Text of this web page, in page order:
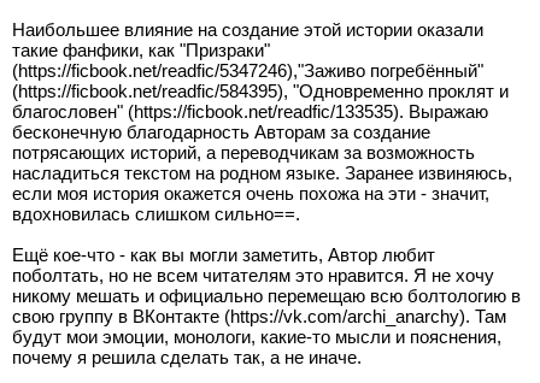
Наибольшее влияние на создание этой истории оказали
такие фанфики, как "Призраки"
(https://ficbook.net/readfic/5347246),"Заживо погребённый"
(https://ficbook.net/readfic/584395), "Одновременно проклят и
благословен" (https://ficbook.net/readfic/133535). Выражаю
бесконечную благодарность Авторам за создание
потрясающих историй, а переводчикам за возможность
насладиться текстом на родном языке. Заранее извиняюсь,
если моя история окажется очень похожа на эти - значит,
вдохновилась слишком сильно==.
Ещё кое-что - как вы могли заметить, Автор любит
поболтать, но не всем читателям это нравится. Я не хочу
никому мешать и официально перемещаю всю болтологию в
свою группу в ВКонтакте (https://vk.com/archi_anarchy). Там
будут мои эмоции, монологи, какие-то мысли и пояснения,
почему я решила сделать так, а не иначе.